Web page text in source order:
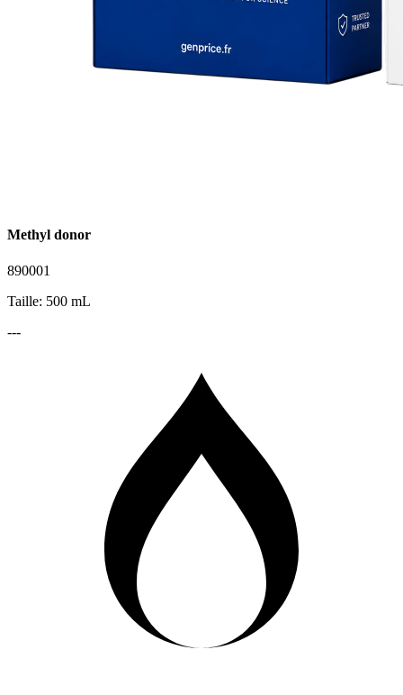
Methyl donor
890001
Taille: 500 mL
---